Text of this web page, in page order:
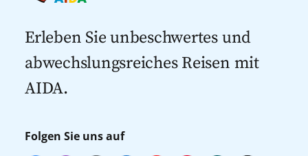
mehr zur Verfügung stehen. Deshalb
Ihrer Lieblingsausflüge vor Reisebeginn
online über myAIDA vorzunehmen.
Kreuzfahrten mit Flug
Kreuzfahrten 2027
Erleben Sie unbeschwertes und
abwechslungsreiches Reisen mit
AIDA.
Folgen Sie uns auf